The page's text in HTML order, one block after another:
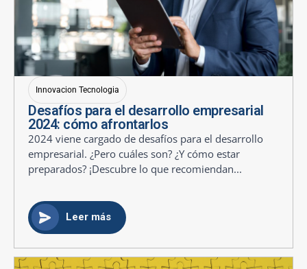
Innovacion Tecnologia
Desafíos para el desarrollo empresarial
2024: cómo afrontarlos
2024 viene cargado de desafíos para el desarrollo
empresarial. ¿Pero cuáles son? ¿Y cómo estar
preparados? ¡Descubre lo que recomiendan...
Leer más